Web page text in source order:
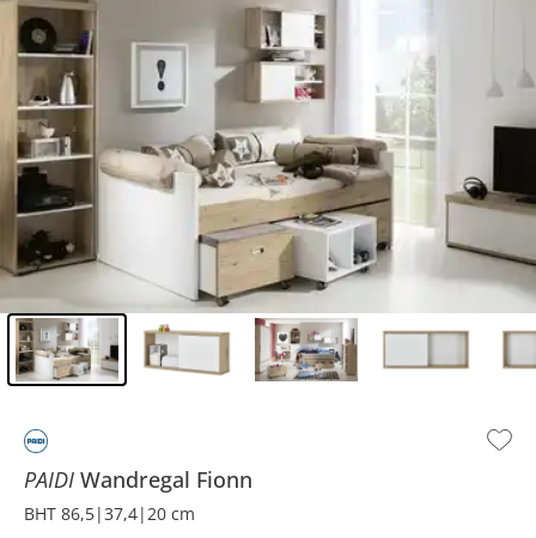
PAIDI Wandregal Fionn
BHT 86,5|37,4|20 cm